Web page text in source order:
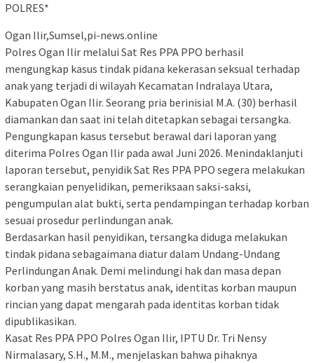
POLRES*
Ogan Ilir,Sumsel,pi-news.online
Polres Ogan Ilir melalui Sat Res PPA PPO berhasil
mengungkap kasus tindak pidana kekerasan seksual terhadap
anak yang terjadi di wilayah Kecamatan Indralaya Utara,
Kabupaten Ogan Ilir. Seorang pria berinisial M.A. (30) berhasil
diamankan dan saat ini telah ditetapkan sebagai tersangka.
Pengungkapan kasus tersebut berawal dari laporan yang
diterima Polres Ogan Ilir pada awal Juni 2026. Menindaklanjuti
laporan tersebut, penyidik Sat Res PPA PPO segera melakukan
serangkaian penyelidikan, pemeriksaan saksi-saksi,
pengumpulan alat bukti, serta pendampingan terhadap korban
sesuai prosedur perlindungan anak.
Berdasarkan hasil penyidikan, tersangka diduga melakukan
tindak pidana sebagaimana diatur dalam Undang-Undang
Perlindungan Anak. Demi melindungi hak dan masa depan
korban yang masih berstatus anak, identitas korban maupun
rincian yang dapat mengarah pada identitas korban tidak
dipublikasikan.
Kasat Res PPA PPO Polres Ogan Ilir, IPTU Dr. Tri Nensy
Nirmalasary, S.H., M.M., menjelaskan bahwa pihaknya